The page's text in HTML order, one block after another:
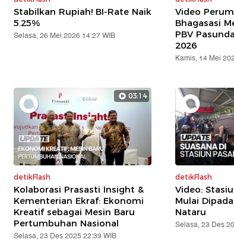
Stabilkan Rupiah! BI-Rate Naik
5.25%
Selasa, 26 Mei 2026 14:27 WIB
Video
Bhagasasi
PBV
2026
Kamis, 14 Mei
03:14
detikFlash
Kolaborasi Prasasti Insight &
Kementerian Ekraf: Ekonomi
Kreatif sebagai Mesin Baru
Pertumbuhan Nasional
Selasa, 23 Des 2025 22:39 WIB
detikFlash
Video:
Mulai
Nataru
Selasa, 23 Des